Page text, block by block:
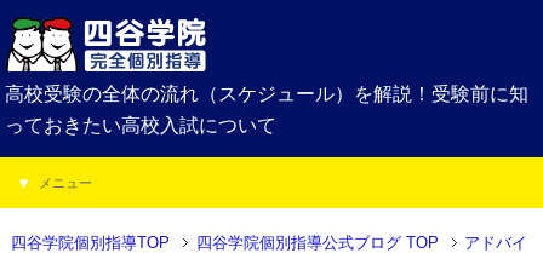
高校受験の全体の流れ（スケジュール）を解説！受験前に知
っておきたい高校入試について
メニュー
四谷学院個別指導TOP 四谷学院個別指導公式ブログ TOP
アドバイ